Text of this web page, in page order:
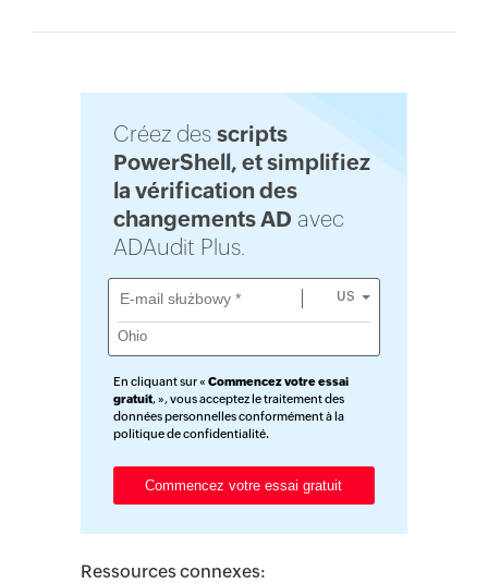
Créez des scripts
PowerShell, et simplifiez
la vérification des
changements AD avec
ADAudit Plus.
US
En cliquant sur « Commencez votre essai
gratuit, », vous acceptez le traitement des
données personnelles conformément à la
politique de confidentialité.
Ressources connexes: